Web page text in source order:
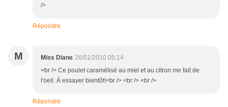
/>
Répondre
M Miss Diane 26/01/2010 05:14
<br /> Ce poulet caramélisé au miel et au citron me fait de
l'oeil. À essayer bientôt!<br /> <br /> <br />
Répondre